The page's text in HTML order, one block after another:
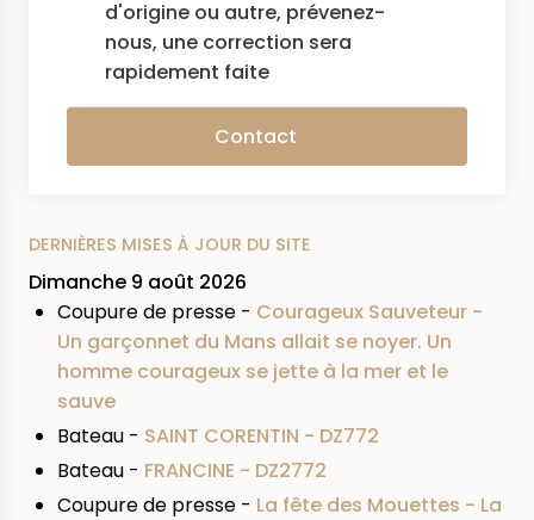
d'origine ou autre, prévenez-
nous, une correction sera
rapidement faite
Contact
DERNIÈRES MISES À JOUR DU SITE
Dimanche 9 août 2026
Coupure de presse - Courageux Sauveteur -
Un garçonnet du Mans allait se noyer. Un
homme courageux se jette à la mer et le
sauve
Bateau - SAINT CORENTIN - DZ772
Bateau - FRANCINE - DZ2772
Coupure de presse - La fête des Mouettes - La